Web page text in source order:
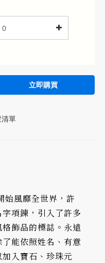
立即購買
單
始風靡全世界，許
項鍊，引入了許多
飾品的標誌。永遠
能依照姓名、有意
入寶石、珍珠元